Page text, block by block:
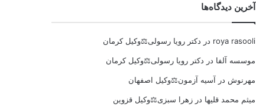
آخرین دیدگاه‌ها
roya rasooli در دکتر رویا رسولی⚖️وکیل کرمان
موسسه آلفا در دکتر رویا رسولی⚖️وکیل کرمان
مهرنوش در آسیه آزمون⚖️وکیل اصفهان
میثم محمد قلیها درزهرا سبزی⚖️وکیل قزوین